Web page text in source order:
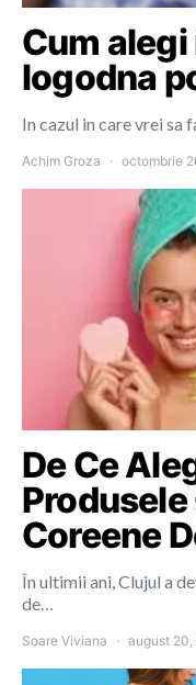
Cum
logodna
In cazul in care vrei sa
Achim Groza octombrie
De Ce
Coreene
În ultimii ani, Clujul a
de…
Soare Viviana august